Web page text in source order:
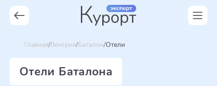
Главная Венгрия Баталон Отели
Отели Баталона